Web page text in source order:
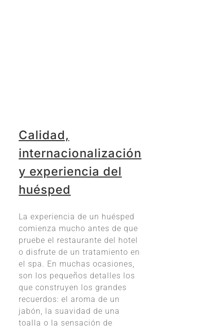
Calidad,
internacionalización
y experiencia del
huésped
La experiencia de un huésped
comienza mucho antes de que
pruebe el restaurante del hotel
o disfrute de un tratamiento en
el spa. En muchas ocasiones,
son los pequeños detalles los
que construyen los grandes
recuerdos: el aroma de un
jabón, la suavidad de una
toalla o la sensación de